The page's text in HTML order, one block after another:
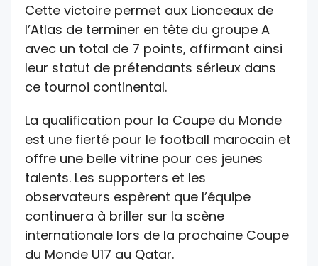
Cette victoire permet aux Lionceaux de
l’Atlas de terminer en tête du groupe A
avec un total de 7 points, affirmant ainsi
leur statut de prétendants sérieux dans
ce tournoi continental.
La qualification pour la Coupe du Monde
est une fierté pour le football marocain et
offre une belle vitrine pour ces jeunes
talents. Les supporters et les
observateurs espèrent que l’équipe
continuera à briller sur la scène
internationale lors de la prochaine Coupe
du Monde U17 au Qatar.